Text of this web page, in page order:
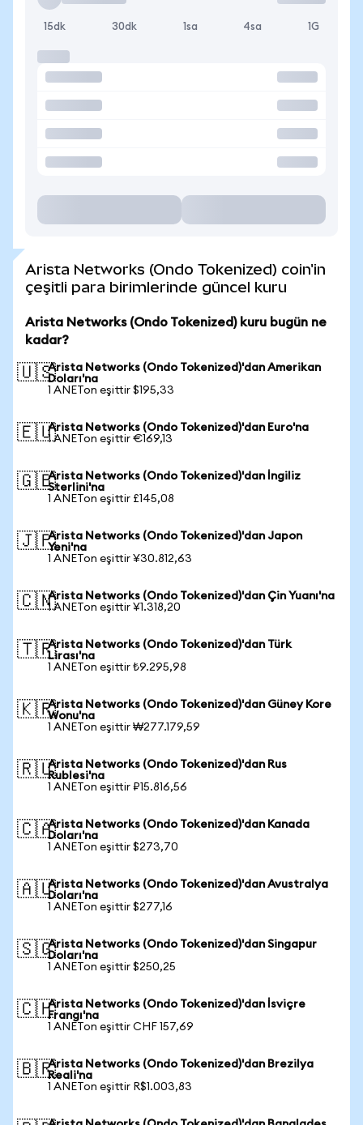
15dk 30dk 1sa 4sa 1G
Arista Networks (Ondo Tokenized) coin'in
çeşitli para birimlerinde güncel kuru
Arista Networks (Ondo Tokenized) kuru bugün ne
kadar?
🇺🇸Arista Networks (Ondo Tokenized)'dan Amerikan
Doları'na
1 ANETon eşittir $195,33
🇪🇺Arista Networks (Ondo Tokenized)'dan Euro'na
1 ANETon eşittir €169,13
🇬🇧Arista Networks (Ondo Tokenized)'dan İngiliz
Sterlini'na
1 ANETon eşittir £145,08
🇯🇵Arista Networks (Ondo Tokenized)'dan Japon
Yeni'na
1 ANETon eşittir ¥30.812,63
🇨🇳Arista Networks (Ondo Tokenized)'dan Çin Yuanı'na
1 ANETon eşittir ¥1.318,20
🇹🇷Arista Networks (Ondo Tokenized)'dan Türk
Lirası'na
1 ANETon eşittir ₺9.295,98
🇰🇷Arista Networks (Ondo Tokenized)'dan Güney Kore
Wonu'na
1 ANETon eşittir ₩277.179,59
🇷🇺Arista Networks (Ondo Tokenized)'dan Rus
Rublesi'na
1 ANETon eşittir ₽15.816,56
🇨🇦Arista Networks (Ondo Tokenized)'dan Kanada
Doları'na
1 ANETon eşittir $273,70
🇦🇺Arista Networks (Ondo Tokenized)'dan Avustralya
Doları'na
1 ANETon eşittir $277,16
🇸🇬Arista Networks (Ondo Tokenized)'dan Singapur
Doları'na
1 ANETon eşittir $250,25
🇨🇭Arista Networks (Ondo Tokenized)'dan İsviçre
Frangı'na
1 ANETon eşittir CHF 157,69
🇧🇷Arista Networks (Ondo Tokenized)'dan Brezilya
Reali'na
1 ANETon eşittir R$1.003,83